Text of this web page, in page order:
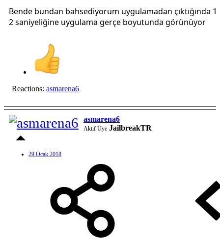
Bende bundan bahsediyorum uygulamadan çıktığında 1
2 saniyeliğine uygulama gerçe boyutunda görünüyor
Reactions: asmarena6
asmarena6
Aktif Üye JailbreakTR
29 Ocak 2018